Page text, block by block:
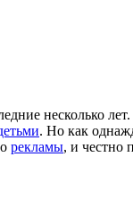
несколько
. Но как
рекламы, и честно